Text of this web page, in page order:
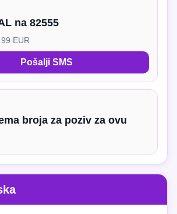
na 82555
EUR
Pošalji SMS
broja za poziv za ovu